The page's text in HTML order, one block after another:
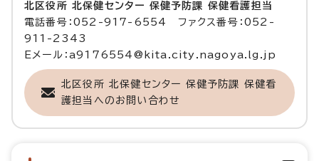
北区役所 北保健センター 保健予防課 保健看護担当
電話番号：052-917-6554 ファクス番号：052-
911-2343
Eメール：a9176554@kita.city.nagoya.lg.jp
北区役所 北保健センター 保健予防課 保健看
護担当へのお問い合わせ